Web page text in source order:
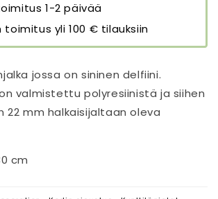
1-2 päivää
toimitus yli 100 € tilauksiin
jossa on sininen delfiini.
valmistettu polyresiinistä ja siihen
22 mm halkaisijaltaan oleva
cm